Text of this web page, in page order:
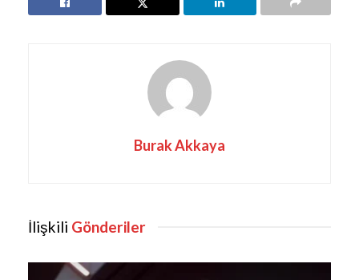
Burak Akkaya
İlişkili Gönderiler